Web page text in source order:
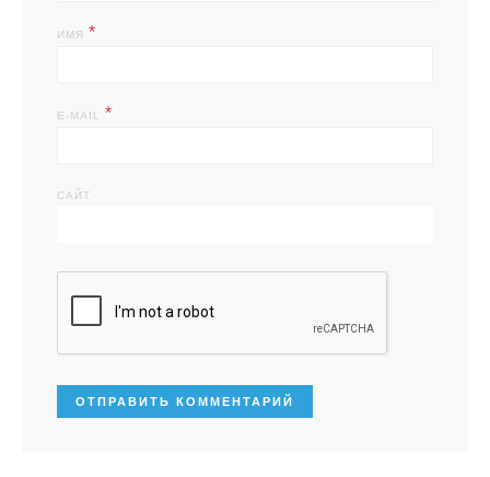
ИМЯ *
E-MAIL *
САЙТ